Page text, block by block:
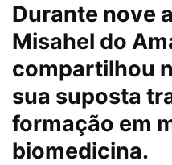
Durante nove
Misahel do
compartilhou
sua suposta
formação em
biomedicina.